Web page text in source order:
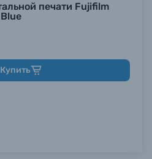
печати Fujifilm
Купить